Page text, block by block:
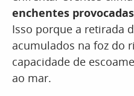
enchentes
Isso porque a retirada
acumulados na foz do
capacidade de
ao mar.